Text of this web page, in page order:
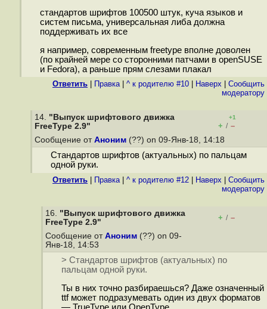
стандартов шрифтов 100500 штук, куча языков и
систем письма, универсальная либа должна
поддерживать их все
я например, современным freetype вполне доволен
(по крайней мере со сторонними патчами в openSUSE
и Fedora), а раньше прям слезами плакал
Ответить Правка| ^ к родителю #10 Наверх
Cообщить
модератору
14. "Выпуск шрифтового движка
FreeType 2.9"
+1
+ / –
Сообщение от Аноним (??) on 09-Янв-18, 14:18
Стандартов шрифтов (актуальных) по пальцам
одной руки.
Ответить Правка| ^ к родителю #12 Наверх
Cообщить
модератору
16. "Выпуск шрифтового движка
FreeType 2.9"
+ / –
Сообщение от Аноним (??) on 09-
Янв-18, 14:53
> Стандартов шрифтов (актуальных) по
пальцам одной руки.
Ты в них точно разбираешься? Даже означенный
ttf может подразумевать один из двух форматов